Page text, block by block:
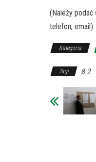
(Należy
telefon,
Kategoria
Tagi 8.2